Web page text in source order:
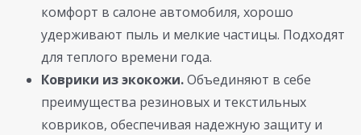
комфорт в салоне автомобиля, хорошо
удерживают пыль и мелкие частицы. Подходят
для теплого времени года.
Коврики из экокожи.Объединяют в себе
преимущества резиновых и текстильных
ковриков, обеспечивая надежную защиту и